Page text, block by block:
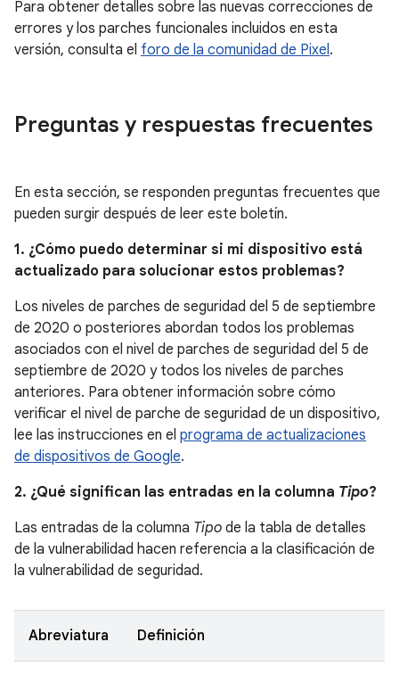
Para obtener detalles sobre las nuevas correcciones de
errores y los parches funcionales incluidos en esta
versión, consulta el foro de la comunidad de Pixel.
Preguntas y respuestas frecuentes
En esta sección, se responden preguntas frecuentes que
pueden surgir después de leer este boletín.
1. ¿Cómo puedo determinar si mi dispositivo está
actualizado para solucionar estos problemas?
Los niveles de parches de seguridad del 5 de septiembre
de 2020 o posteriores abordan todos los problemas
asociados con el nivel de parches de seguridad del 5 de
septiembre de 2020 y todos los niveles de parches
anteriores. Para obtener información sobre cómo
verificar el nivel de parche de seguridad de un dispositivo,
lee las instrucciones en el programa de actualizaciones
de dispositivos de Google.
2. ¿Qué significan las entradas en la columna Tipo?
Las entradas de la columna Tipo de la tabla de detalles
de la vulnerabilidad hacen referencia a la clasificación de
la vulnerabilidad de seguridad.
Abreviatura Definición